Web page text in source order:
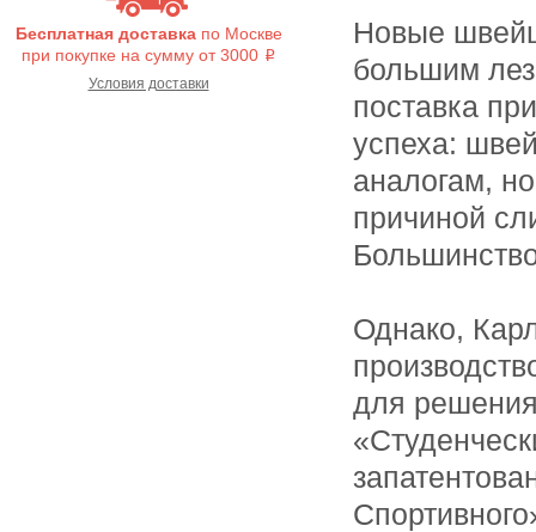
Бесплатная доставкапо Москве
при покупке на сумму от 3000 i
Условия доставки
Новые
большим
поставка
успеха:
аналогам,
причиной
Однако,
для